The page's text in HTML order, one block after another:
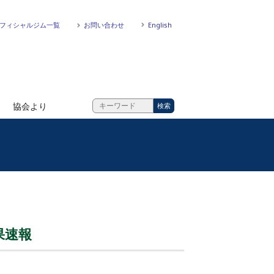
ィシャルジム一覧 お問い合わせ English
協会より
速報